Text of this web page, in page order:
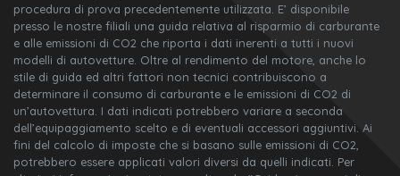
procedura di prova precedentemente utilizzata. E’ disponibile
presso le nostre filiali una guida relativa al risparmio di carburante
e alle emissioni di CO2 che riporta i dati inerenti a tutti i nuovi
modelli di autovetture. Oltre al rendimento del motore, anche lo
stile di guida ed altri fattori non tecnici contribuiscono a
determinare il consumo di carburante e le emissioni di CO2 di
un’autovettura. I dati indicati potrebbero variare a seconda
dell’equipaggiamento scelto e di eventuali accessori aggiuntivi. Ai
fini del calcolo di imposte che si basano sulle emissioni di CO2,
potrebbero essere applicati valori diversi da quelli indicati. Per